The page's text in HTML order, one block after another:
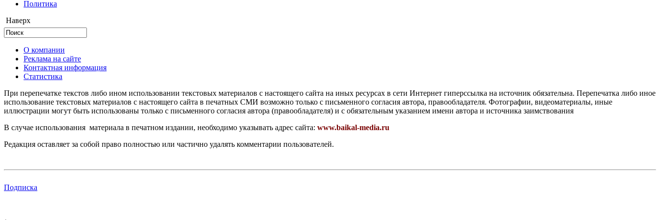
Политика
Наверх
О компании
Реклама на сайте
Контактная информация
Статистика
При перепечатке текстов либо ином использовании текстовых материалов с настоящего сайта на иных ресурсах в сети Интернет гиперссылка на источник обязательна. Перепечатка либо иное
использование текстовых материалов с настоящего сайта в печатных СМИ возможно только с письменного согласия автора, правообладателя. Фотографии, видеоматериалы, иные
иллюстрации могут быть использованы только с письменного согласия автора (правообладателя) и с обязательным указанием имени автора и источника заимствования
В случае использования материала в печатном издании, необходимо указывать адрес сайта: www.baikal-media.ru
Редакция оставляет за собой право полностью или частично удалять комментарии пользователей.
Подписка